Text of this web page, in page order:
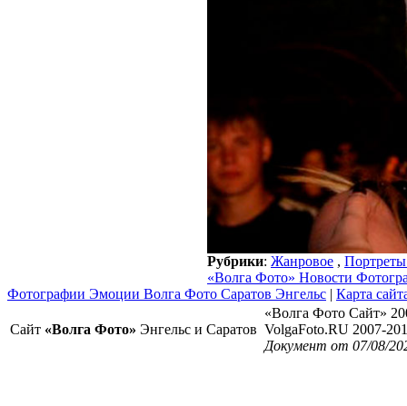
Рубрики: Жанровое ,
«Волга Фото» Новости
Фотографии Эмоции Волга Фото Саратов Энгельс | Карта
Сайт «Волга Фото» Энгельс и Саратов
«Волга Фото Сайт»
VolgaFoto.RU 2007-
Документ от 07/08/